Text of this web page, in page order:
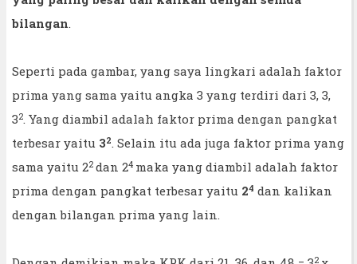
bilangan.
Seperti pada gambar, yang saya lingkari adalah faktor
prima yang sama yaitu angka 3 yang terdiri dari 3, 3,
32. Yang diambil adalah faktor prima dengan pangkat
terbesar yaitu 32. Selain itu ada juga faktor prima yang
sama yaitu 22 dan 24 maka yang diambil adalah faktor
prima dengan pangkat terbesar yaitu 24 dan kalikan
dengan bilangan prima yang lain.
2